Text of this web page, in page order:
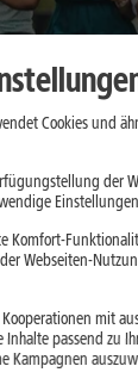
Cookies und
der
Komfort-
Webseiten-
Kooperationen mit
passend zu
Kampagnen